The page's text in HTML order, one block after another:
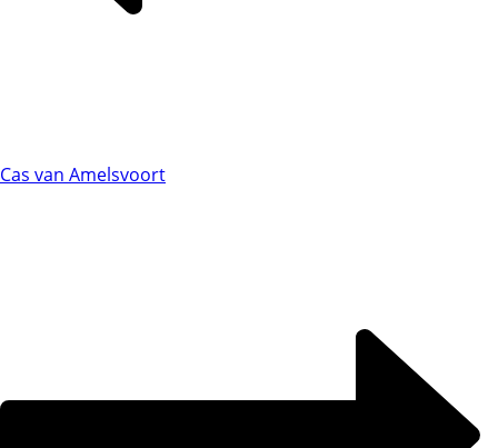
Cas van Amelsvoort